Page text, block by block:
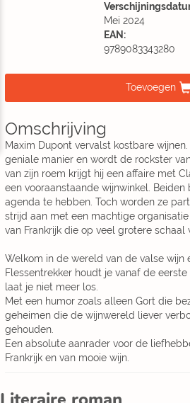
Mei 2024
EAN:
9789083343280
Toevoegen
Omschrijving
Maxim Dupont vervalst kostbare
geniale manier en wordt de rockster
van zijn roem krijgt hij een affaire met
een vooraanstaande wijnwinkel.
agenda te hebben. Toch worden ze
strijd aan met een machtige
van Frankrijk die op veel grotere schaal
Welkom in de wereld van de valse wijn
Flessentrekker houdt je vanaf de
laat je niet meer los.
Met een humor zoals alleen Gort die
geheimen die de wijnwereld liever
gehouden.
Een absolute aanrader voor de
Frankrijk en van mooie wijn.